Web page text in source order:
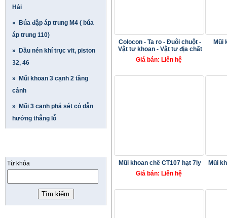
Hải
» Búa đập áp trung M4 ( búa
áp trung 110)
» Dầu nén khí trục vit, piston
32, 46
» Mũi khoan 3 cạnh 2 tầng
cánh
» Mũi 3 cạnh phá sét có dẫn
hướng thẳng lỗ
Từ khóa
Colocon - Ta ro - Đuôi chuột -
Vật tư khoan - Vật tư địa chất
Giá bán: Liên hệ
Mũi
Mũi khoan chế CT107 hạt 7ly
Giá bán: Liên hệ
Mũi